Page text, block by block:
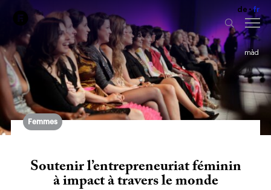
de fr
màd
Femmes
Soutenir l’entrepreneuriat féminin
à impact à travers le monde